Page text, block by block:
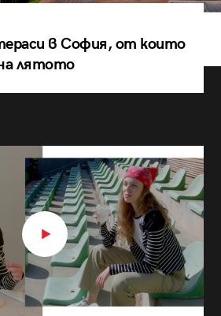
в София, от които
лятото